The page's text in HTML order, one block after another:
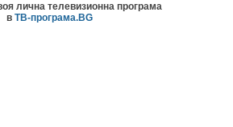
лична телевизионна програма
в ТВ-програма.BG